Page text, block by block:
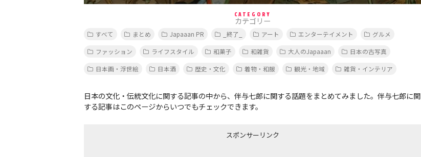
CATEGORY
カテゴリー
すべて まとめ Japaaan PR _終了_ アート エンターテイメント
グルメ
ファッション
ライフスタイル 和菓子 和雑貨 大人のJapaaan
日本の古写真
日本画・浮世絵
日本酒 歴史・文化 着物・和服 観光・地域 雑貨・インテリア
日本の文化・伝統文化に関する記事の中から、伴与七郎に関する話題をまとめてみました。伴与七郎に関
する記事はこのページからいつでもチェックできます。
スポンサーリンク